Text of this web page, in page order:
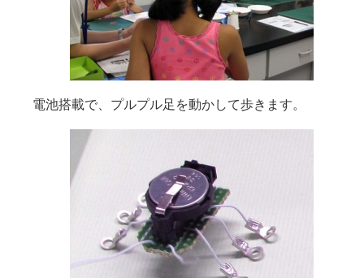
電池搭載で、プルプル足を動かして歩きます。